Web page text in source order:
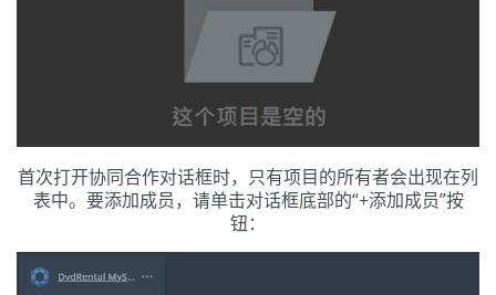
首次打开协同合作对话框时，只有项目的所有者会出现在列
表中。要添加成员，请单击对话框底部的“+添加成员”按
钮：